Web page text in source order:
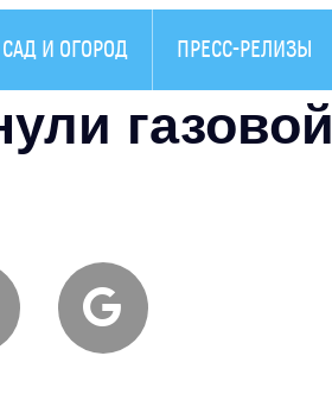
САД И ОГОРОД ПРЕСС-РЕЛИЗЫ
газовой